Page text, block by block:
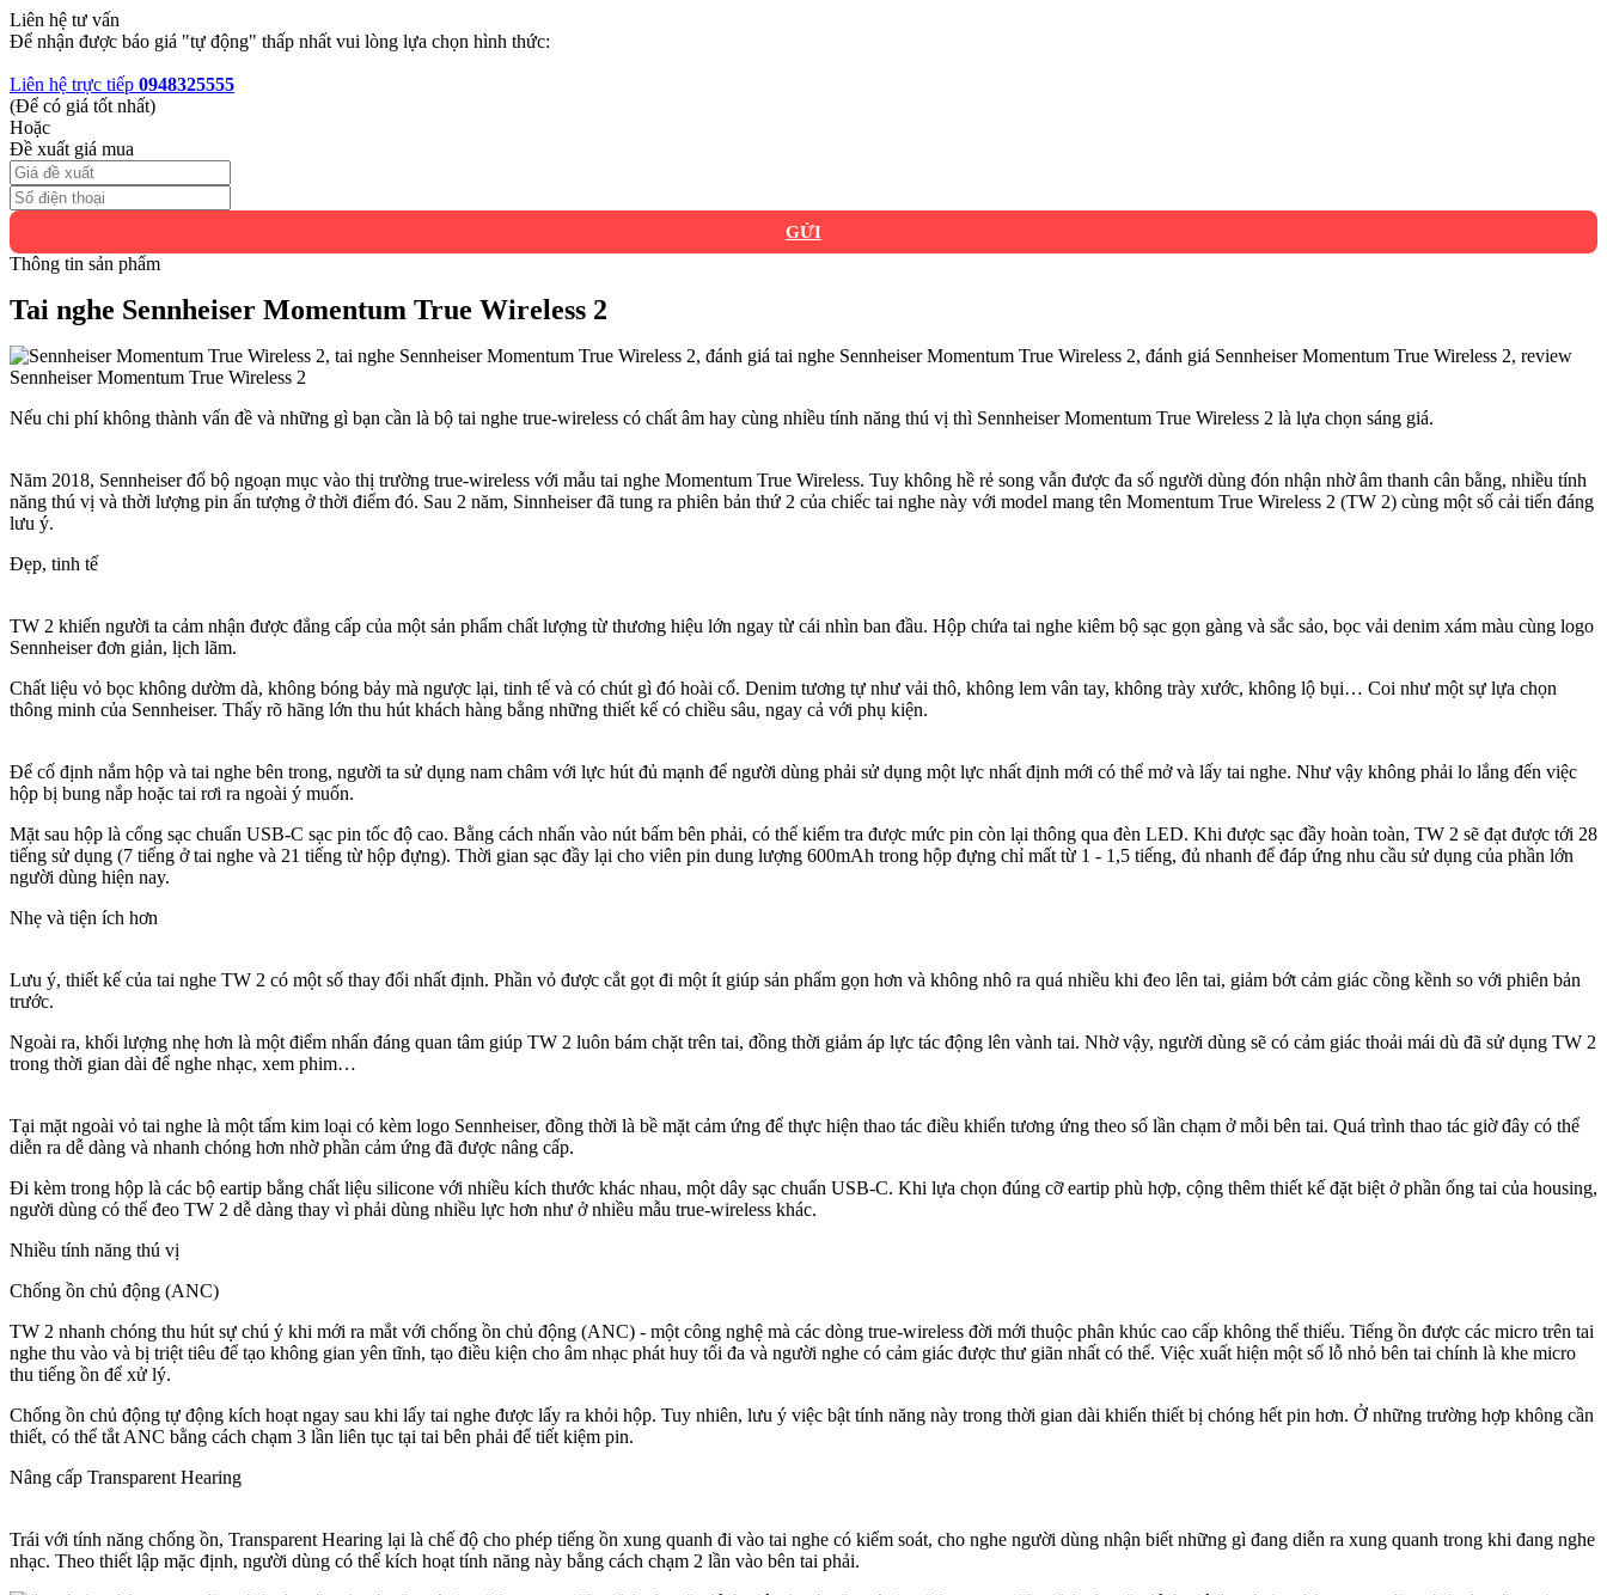
Liên hệ tư vấn
Để nhận được báo giá "tự động" thấp nhất vui lòng lựa chọn hình thức:
Liên hệ trực tiếp 0948325555
(Để có giá tốt nhất)
Hoặc
Đề xuất giá mua
GỬI
Thông tin sản phẩm
Tai nghe Sennheiser Momentum True Wireless 2
Nếu chi phí không thành vấn đề và những gì bạn cần là bộ tai nghe true-wireless có chất âm hay cùng nhiều tính năng thú vị thì Sennheiser Momentum True Wireless 2 là lựa chọn sáng giá.
Năm 2018, Sennheiser đổ bộ ngoạn mục vào thị trường true-wireless với mẫu tai nghe Momentum True Wireless. Tuy không hề rẻ song vẫn được đa số người dùng đón nhận nhờ âm thanh cân bằng, nhiều tính
năng thú vị và thời lượng pin ấn tượng ở thời điểm đó. Sau 2 năm, Sinnheiser đã tung ra phiên bản thứ 2 của chiếc tai nghe này với model mang tên Momentum True Wireless 2 (TW 2) cùng một số cải tiến đáng
lưu ý.
Đẹp, tinh tế
TW 2 khiến người ta cảm nhận được đẳng cấp của một sản phẩm chất lượng từ thương hiệu lớn ngay từ cái nhìn ban đầu. Hộp chứa tai nghe kiêm bộ sạc gọn gàng và sắc sảo, bọc vải denim xám màu cùng logo
Sennheiser đơn giản, lịch lãm.
Chất liệu vỏ bọc không dườm dà, không bóng bảy mà ngược lại, tinh tế và có chút gì đó hoài cổ. Denim tương tự như vải thô, không lem vân tay, không trày xước, không lộ bụi… Coi như một sự lựa chọn
thông minh của Sennheiser. Thấy rõ hãng lớn thu hút khách hàng bằng những thiết kế có chiều sâu, ngay cả với phụ kiện.
Để cố định nắm hộp và tai nghe bên trong, người ta sử dụng nam châm với lực hút đủ mạnh để người dùng phải sử dụng một lực nhất định mới có thể mở và lấy tai nghe. Như vậy không phải lo lắng đến việc
hộp bị bung nắp hoặc tai rơi ra ngoài ý muốn.
Mặt sau hộp là cổng sạc chuẩn USB-C sạc pin tốc độ cao. Bằng cách nhấn vào nút bấm bên phải, có thể kiểm tra được mức pin còn lại thông qua đèn LED. Khi được sạc đầy hoàn toàn, TW 2 sẽ đạt được tới 28
tiếng sử dụng (7 tiếng ở tai nghe và 21 tiếng từ hộp đựng). Thời gian sạc đầy lại cho viên pin dung lượng 600mAh trong hộp đựng chỉ mất từ 1 - 1,5 tiếng, đủ nhanh để đáp ứng nhu cầu sử dụng của phần lớn
người dùng hiện nay.
Nhẹ và tiện ích hơn
Lưu ý, thiết kế của tai nghe TW 2 có một số thay đổi nhất định. Phần vỏ được cắt gọt đi một ít giúp sản phẩm gọn hơn và không nhô ra quá nhiều khi đeo lên tai, giảm bớt cảm giác cồng kềnh so với phiên bản
trước.
Ngoài ra, khối lượng nhẹ hơn là một điểm nhấn đáng quan tâm giúp TW 2 luôn bám chặt trên tai, đồng thời giảm áp lực tác động lên vành tai. Nhờ vậy, người dùng sẽ có cảm giác thoải mái dù đã sử dụng TW 2
trong thời gian dài để nghe nhạc, xem phim…
Tại mặt ngoài vỏ tai nghe là một tấm kim loại có kèm logo Sennheiser, đồng thời là bề mặt cảm ứng để thực hiện thao tác điều khiển tương ứng theo số lần chạm ở mỗi bên tai. Quá trình thao tác giờ đây có thể
diễn ra dễ dàng và nhanh chóng hơn nhờ phần cảm ứng đã được nâng cấp.
Đi kèm trong hộp là các bộ eartip bằng chất liệu silicone với nhiều kích thước khác nhau, một dây sạc chuẩn USB-C. Khi lựa chọn đúng cỡ eartip phù hợp, cộng thêm thiết kế đặt biệt ở phần ống tai của housing,
người dùng có thể đeo TW 2 dễ dàng thay vì phải dùng nhiều lực hơn như ở nhiều mẫu true-wireless khác.
Nhiều tính năng thú vị
Chống ồn chủ động (ANC)
TW 2 nhanh chóng thu hút sự chú ý khi mới ra mắt với chống ồn chủ động (ANC) - một công nghệ mà các dòng true-wireless đời mới thuộc phân khúc cao cấp không thể thiếu. Tiếng ồn được các micro trên tai
nghe thu vào và bị triệt tiêu để tạo không gian yên tĩnh, tạo điều kiện cho âm nhạc phát huy tối đa và người nghe có cảm giác được thư giãn nhất có thể. Việc xuất hiện một số lỗ nhỏ bên tai chính là khe micro
thu tiếng ồn để xử lý.
Chống ồn chủ động tự động kích hoạt ngay sau khi lấy tai nghe được lấy ra khỏi hộp. Tuy nhiên, lưu ý việc bật tính năng này trong thời gian dài khiến thiết bị chóng hết pin hơn. Ở những trường hợp không cần
thiết, có thể tắt ANC bằng cách chạm 3 lần liên tục tại tai bên phải để tiết kiệm pin.
Nâng cấp Transparent Hearing
Trái với tính năng chống ồn, Transparent Hearing lại là chế độ cho phép tiếng ồn xung quanh đi vào tai nghe có kiểm soát, cho nghe người dùng nhận biết những gì đang diễn ra xung quanh trong khi đang nghe
nhạc. Theo thiết lập mặc định, người dùng có thể kích hoạt tính năng này bằng cách chạm 2 lần vào bên tai phải.